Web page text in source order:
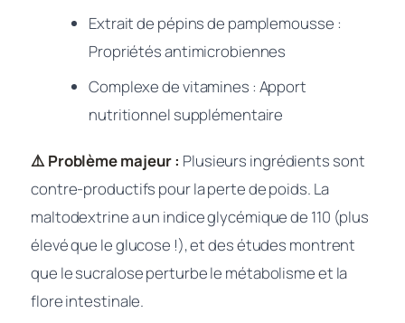
Extrait de pépins de pamplemousse :
Propriétés antimicrobiennes
Complexe de vitamines : Apport
nutritionnel supplémentaire
⚠️ Problème majeur : Plusieurs ingrédients sont
contre-productifs pour la perte de poids. La
maltodextrine a un indice glycémique de 110 (plus
élevé que le glucose !), et des études montrent
que le sucralose perturbe le métabolisme et la
flore intestinale.